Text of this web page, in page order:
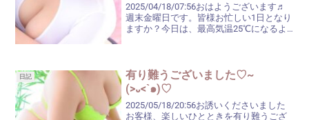
2025/04/18/07:56おはようございます♬
週末金曜日です。皆様お忙しい1日となり
ますか？今日は、最高気温25℃になるよ
日記
有り難うございました♡~
(>᎑<`๑)♡
2025/05/18/20:56お誘いくださいました
お客様、楽しいひとときを有り難うござ